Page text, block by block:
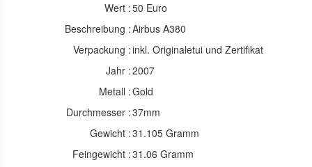
Wert :50 Euro
Beschreibung :Airbus A380
Verpackung :inkl. Originaletui und Zertifikat
Jahr :2007
Metall :Gold
Durchmesser :37mm
Gewicht :31.105 Gramm
Feingewicht :31.06 Gramm